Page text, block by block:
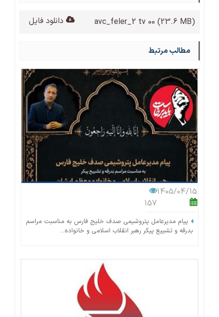
avc_feler_2 tv 00 (23.6 MB) دانلود فایل
مطالب مرتبط
1405/04/15
157
پیام مدیرعامل پتروشیمی صدف خلیج فارس به مناسبت مراسم
بدرقه و تشییع پیکر رهبر انقلاب اسلامی و خانواده...